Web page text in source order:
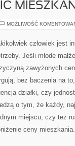
MOŻLIWOŚĆ
człowiek jest
Jeśli młode
zawyżonych
bez baczenia na
działki, czy
o tym, że każdy,
miejscu, czy też
ceny